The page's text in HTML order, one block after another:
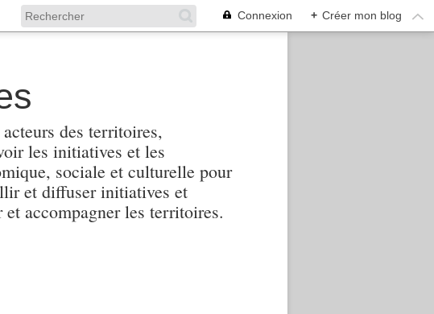
Connexion + Créer mon blog
des territoires,
les initiatives et les
sociale et culturelle pour
et diffuser initiatives et
accompagner les territoires.